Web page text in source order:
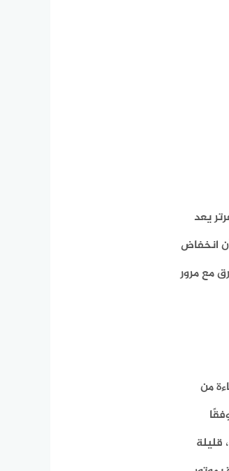
يعد
انخفاض
مع مرور
من